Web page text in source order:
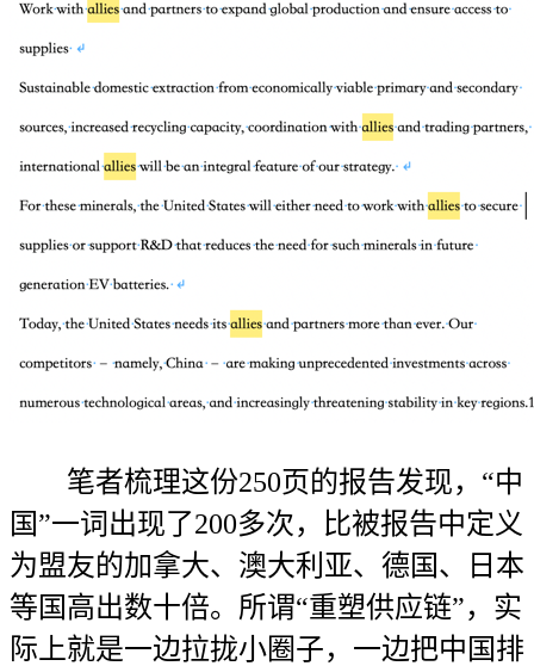
笔者梳理这份250页的报告发现，“中
国”一词出现了200多次，比被报告中定义
为盟友的加拿大、澳大利亚、德国、日本
等国高出数十倍。所谓“重塑供应链”，实
际上就是一边拉拢小圈子，一边把中国排